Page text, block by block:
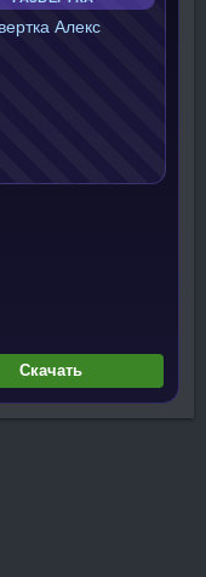
Скачать